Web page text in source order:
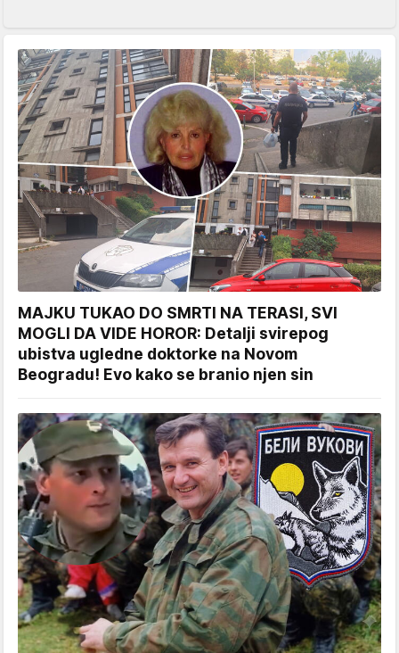
MAJKU TUKAO DO SMRTI NA TERASI, SVI
MOGLI DA VIDE HOROR: Detalji svirepog
ubistva ugledne doktorke na Novom
Beogradu! Evo kako se branio njen sin